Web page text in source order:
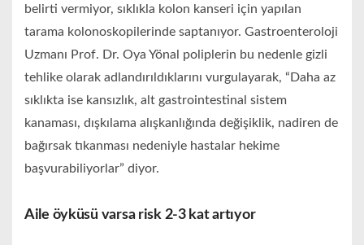
belirti vermiyor, sıklıkla kolon kanseri için yapılan
tarama kolonoskopilerinde saptanıyor. Gastroenteroloji
Uzmanı Prof. Dr. Oya Yönal poliplerin bu nedenle gizli
tehlike olarak adlandırıldıklarını vurgulayarak, “Daha az
sıklıkta ise kansızlık, alt gastrointestinal sistem
kanaması, dışkılama alışkanlığında değişiklik, nadiren de
bağırsak tıkanması nedeniyle hastalar hekime
başvurabiliyorlar” diyor.
Aile öyküsü varsa risk 2-3 kat artıyor